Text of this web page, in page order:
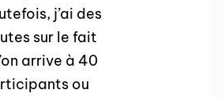
j’ai des
sur le fait
arrive à 40
ou